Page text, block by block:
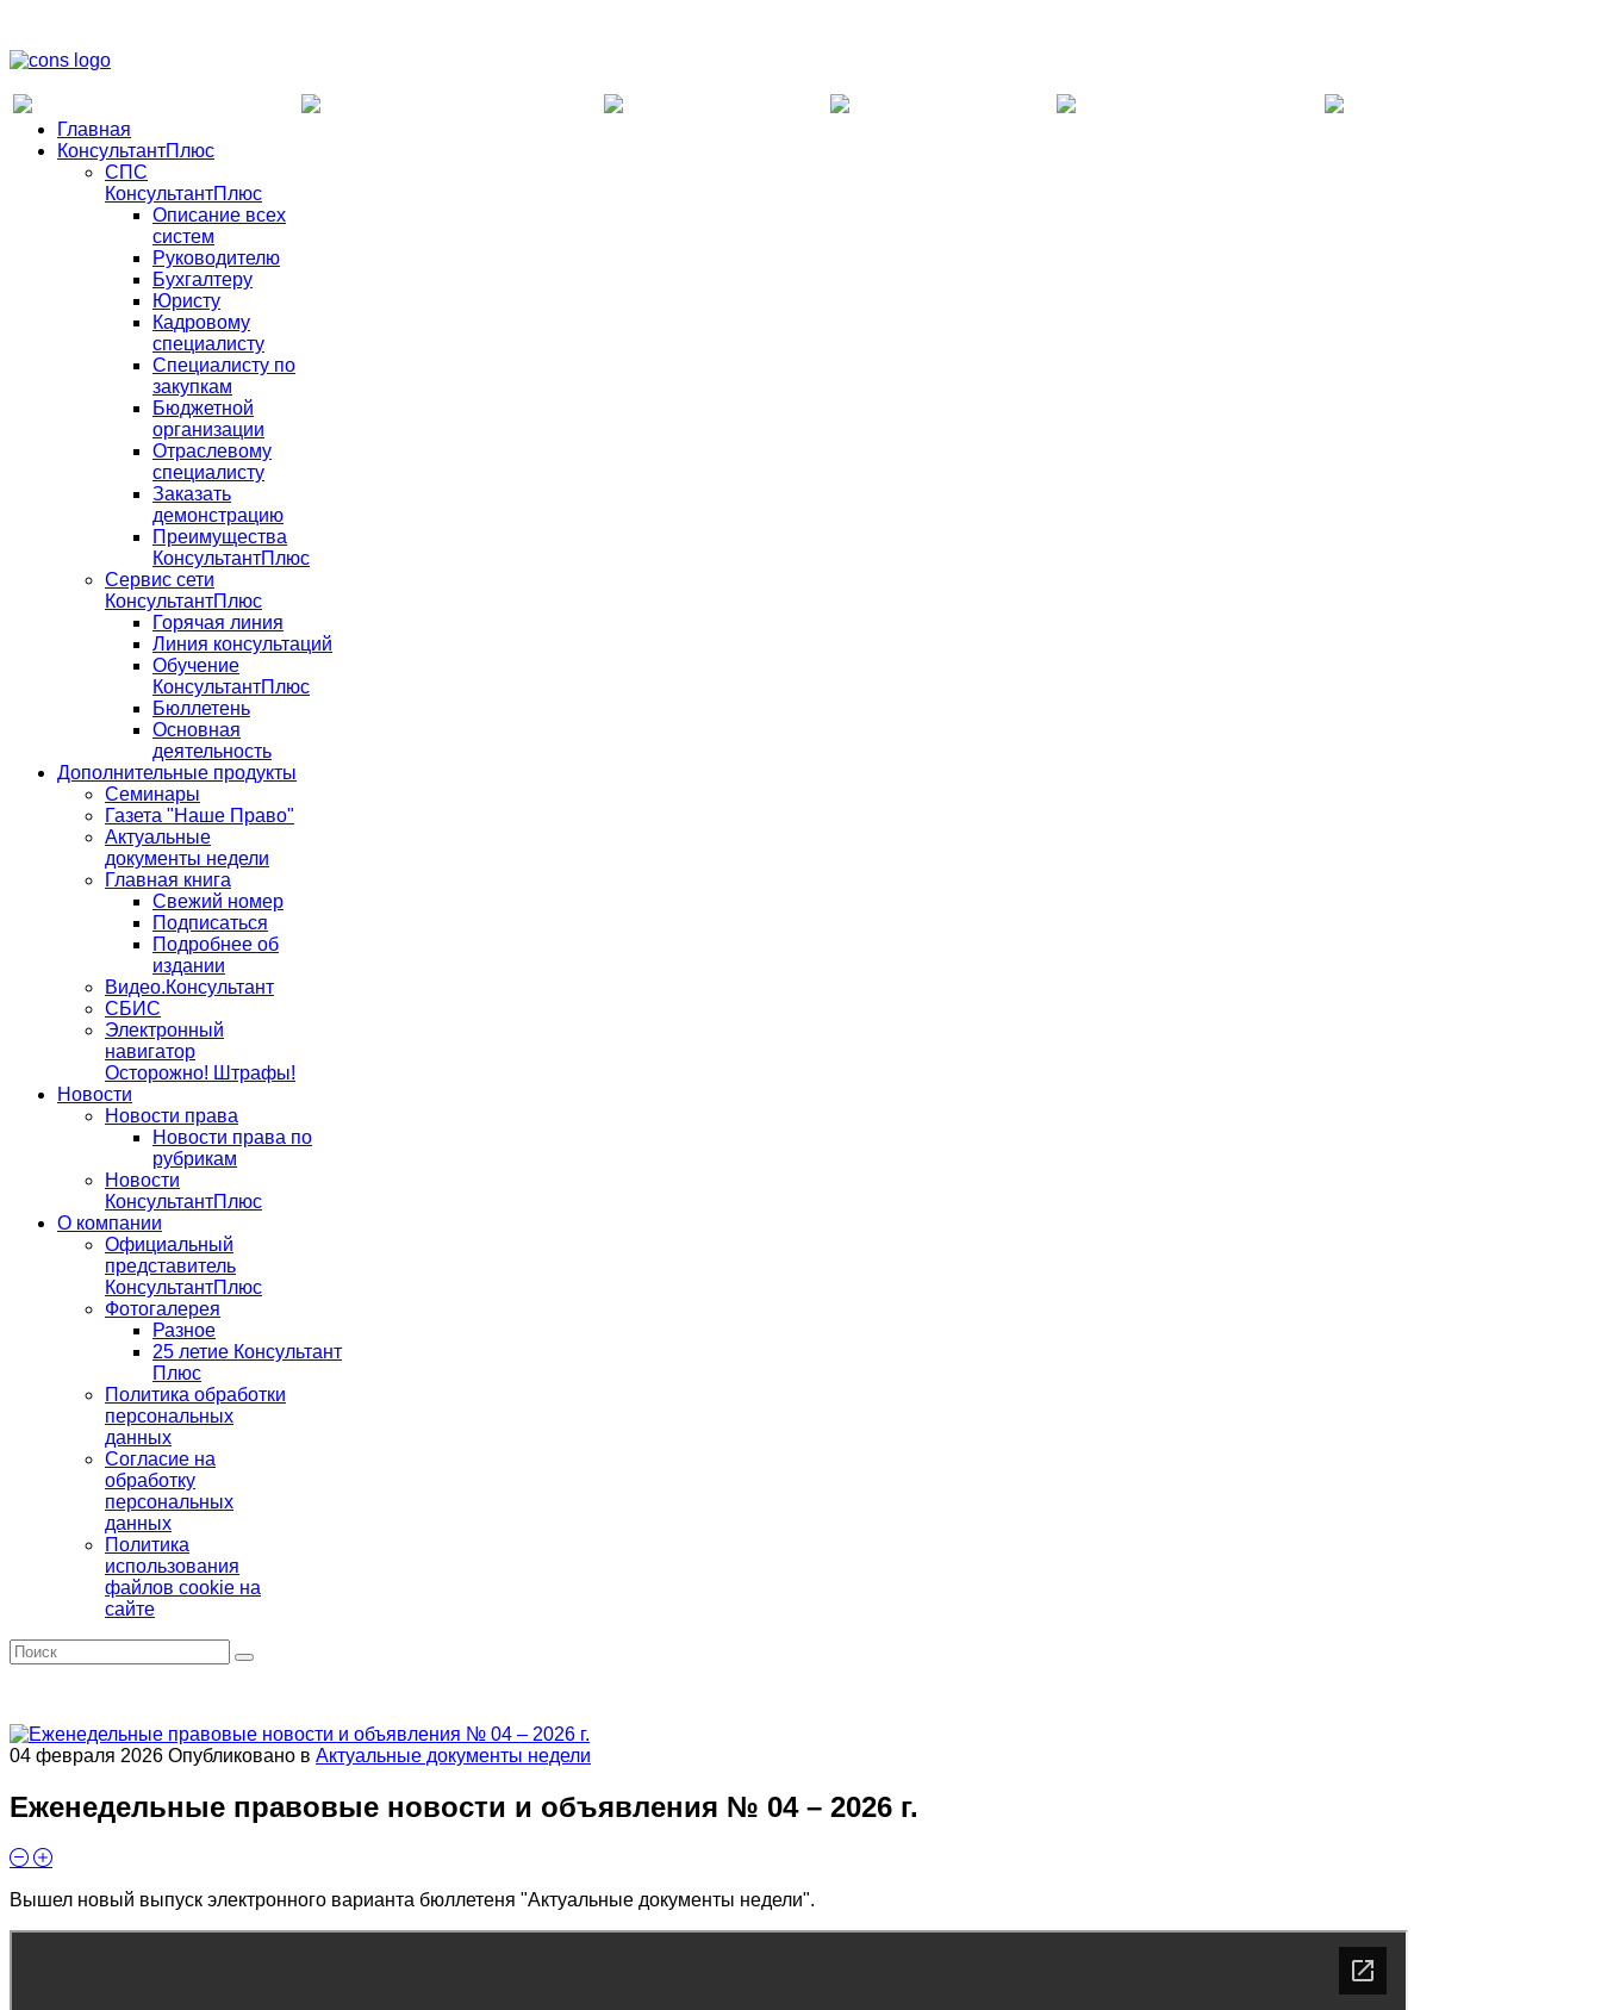
Главная
КонсультантПлюс
СПС
КонсультантПлюс
Описание всех
систем
Руководителю
Бухгалтеру
Юристу
Кадровому
специалисту
Специалисту по
закупкам
Бюджетной
организации
Отраслевому
специалисту
Заказать
демонстрацию
Преимущества
КонсультантПлюс
Сервис сети
КонсультантПлюс
Горячая линия
Линия консультаций
Обучение
КонсультантПлюс
Бюллетень
Основная
деятельность
Дополнительные продукты
Семинары
Газета "Наше Право"
Актуальные
документы недели
Главная книга
Свежий номер
Подписаться
Подробнее об
издании
Видео.Консультант
СБИС
Электронный
навигатор
Осторожно! Штрафы!
Новости
Новости права
Новости права по
рубрикам
Новости
КонсультантПлюс
О компании
Официальный
представитель
КонсультантПлюс
Фотогалерея
Разное
25 летие Консультант
Плюс
Политика обработки
персональных
данных
Согласие на
обработку
персональных
данных
Политика
использования
файлов cookie на
сайте
04 февраля 2026 Опубликовано в Актуальные документы недели
Еженедельные правовые новости и объявления № 04 – 2026 г.
Вышел новый выпуск электронного варианта бюллетеня "Актуальные документы недели".